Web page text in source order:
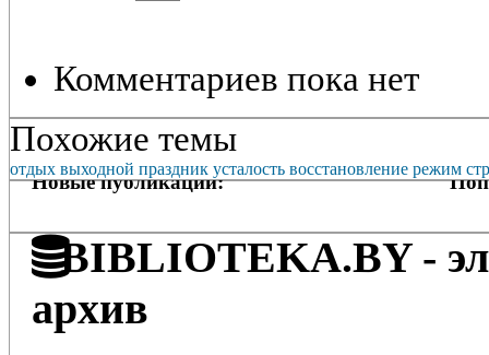
Комментариев пока нет
Похожие темы
отдых выходной праздник усталость восстановление режим
Новые публикации:
BIBLIOTEKA.BY -
архив